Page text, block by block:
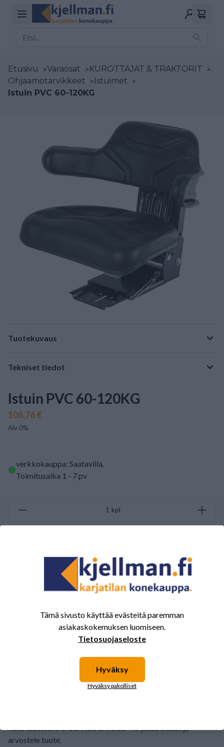
Etusivu >Varaosat >KUROTTAJAT & TRAKTORIT >
Ohjaamotarvikkeet >Istuimet >
Istuin PVC 60-120KG
Tuotekuvaus
Tekniset tiedot
Istuin PVC 60-120KG
106,76 €
Alv 0%
verkkokauppa: Saatavilla.
Toimitusaika 1 - 7 pv
kpl
ARVOSTELUJEN YHTEENVETO
Tälle tuotteelle ei ole vielä arvioita. Kirjaudu sisään ja
arvostele tuote.
Tämä sivusto käyttää evästeitä paremman
asiakaskokemuksen luomiseen.
Tietosuojaseloste
Hyväksy
Hyväksy pakolliset